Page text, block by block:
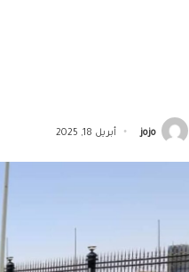
jojo أبريل 18, 2025